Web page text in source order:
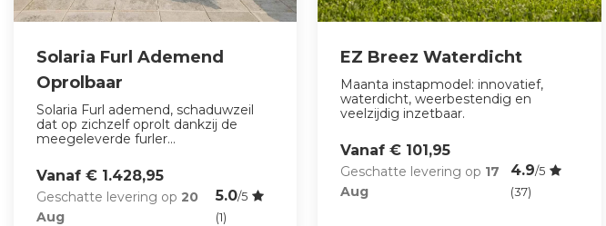
Solaria Furl Ademend
Oprolbaar
Solaria Furl ademend, schaduwzeil
dat op zichzelf oprolt dankzij de
meegeleverde furler...
Vanaf € 1.428,95
Geschatte levering op 20
Aug
5.0/5
(1)
EZ Breez Waterdicht
Maanta instapmodel: innovatief,
waterdicht, weerbestendig en
veelzijdig inzetbaar.
Vanaf € 101,95
Geschatte levering op 17
Aug
4.9/5
(37)